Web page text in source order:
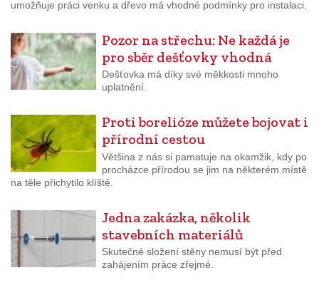
umožňuje práci venku a dřevo má vhodné podmínky pro instalaci.
Pozor na střechu: Ne každá je
pro sběr dešťovky vhodná
Dešťovka má díky své měkkosti mnoho
uplatnění.
Proti borelióze můžete bojovat i
přírodní cestou
Většina z nás si pamatuje na okamžik, kdy po
procházce přírodou se jim na některém místě
na těle přichytilo klíště.
Jedna zakázka, několik
stavebních materiálů
Skutečné složení stěny nemusí být před
zahájením práce zřejmé.